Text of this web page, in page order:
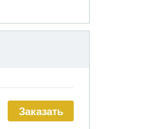
Заказать